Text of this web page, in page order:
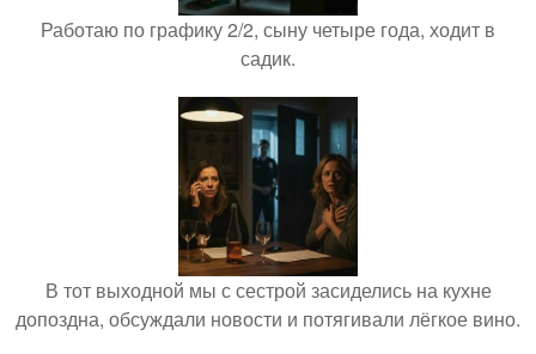
Работаю по графику 2/2, сыну четыре года, ходит в
садик.
В тот выходной мы с сестрой засиделись на кухне
допоздна, обсуждали новости и потягивали лёгкое вино.